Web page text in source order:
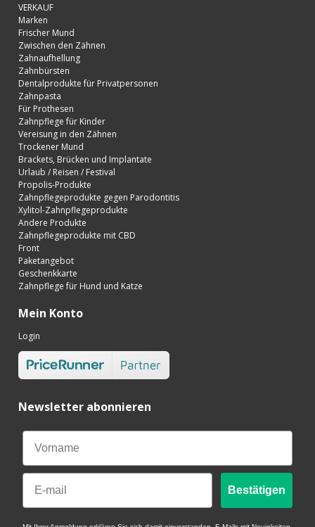
VERKAUF
Marken
Frischer Mund
Zwischen den Zähnen
Zahnaufhellung
Zahnbürsten
Dentalprodukte für Privatpersonen
Zahnpasta
Für Prothesen
Zahnpflege für Kinder
Vereisung in den Zähnen
Trockener Mund
Brackets, Brücken und Implantate
Urlaub / Reisen / Festival
Propolis-Produkte
Zahnpflegeprodukte gegen Parodontitis
Xylitol-Zahnpflegeprodukte
Andere Produkte
Zahnpflegeprodukte mit CBD
Front
Paketangebot
Geschenkkarte
Zahnpflege für Hund und Katze
Mein Konto
Login
Newsletter abonnieren
Email
Bestätigen